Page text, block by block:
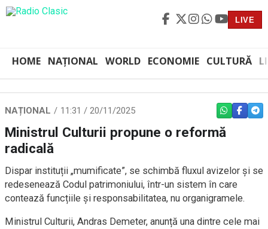
LIVE
HOME NAȚIONAL WORLD ECONOMIE CULTURĂ
NAȚIONAL 11:31 / 20/11/2025 WHATSAPP
Ministrul Culturii propune o reformă
radicală
Dispar instituții „mumificate”, se schimbă fluxul avizelor și se
redesenează Codul patrimoniului, într-un sistem în care
contează funcțiile și responsabilitatea, nu organigramele.
Ministrul Culturii, Andras Demeter, anunță una dintre cele mai